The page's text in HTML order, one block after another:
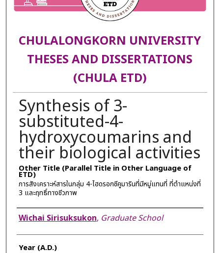
CHULALONGKORN UNIVERSITY
THESES AND DISSERTATIONS
(CHULA ETD)
Synthesis of 3-
substituted-4-
hydroxycoumarins and
their biological activities
Other Title (Parallel Title in Other Language of
ETD)
การสังเคราะห์สารในกลุ่ม 4-ไฮดรอกซีคูมารินที่มีหมู่แทนที่ ที่ตำแหน่งที่
3 และฤทธิ์ทางชีวภาพ
Author
Wichai Sirisuksukon, Graduate School
Year (A.D.)